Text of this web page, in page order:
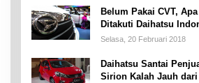
Belum Pakai CVT,
Ditakuti Daihatsu
Selasa, 20 Februari 2018
Daihatsu Santai
Sirion Kalah Jauh dari